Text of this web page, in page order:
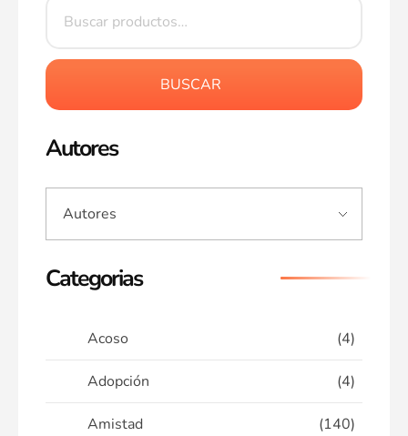
BUSCAR
Autores
Categorias
Acoso (4)
Adopción (4)
Amistad (140)